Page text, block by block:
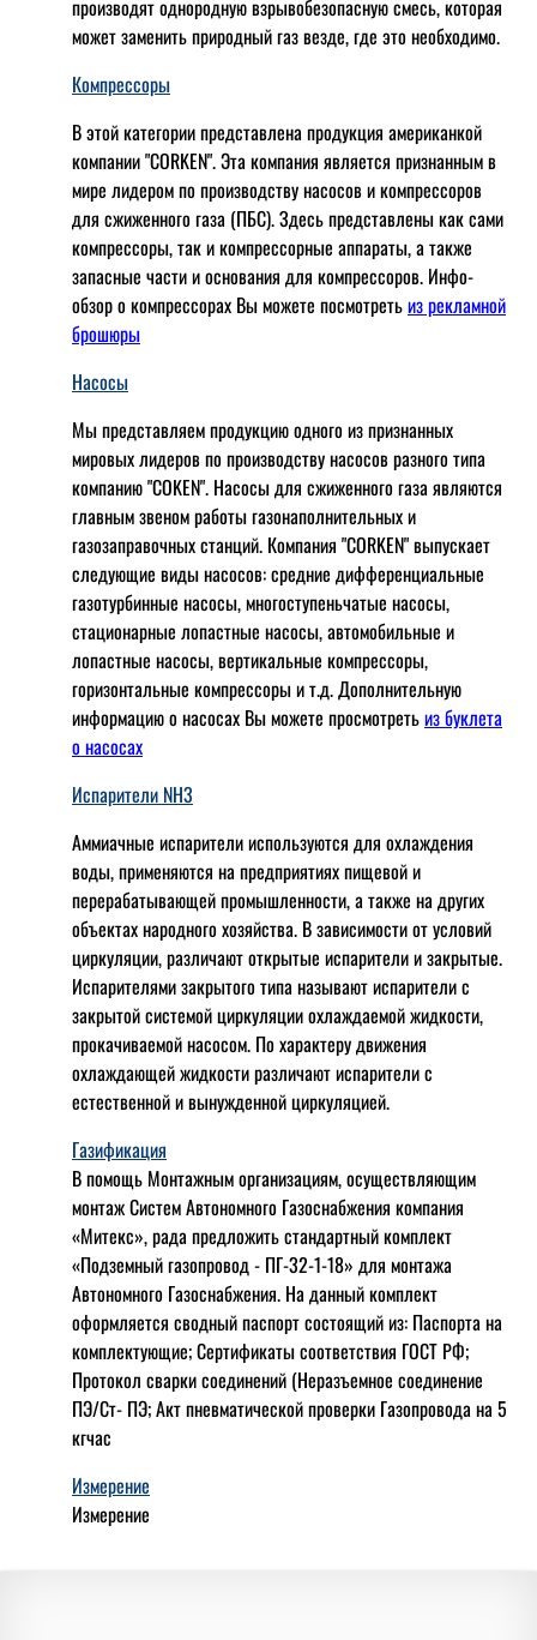
производят однородную взрывобезопасную смесь, которая
может заменить природный газ везде, где это необходимо.
Компрессоры
В этой категории представлена продукция американкой
компании "CORKEN". Эта компания является признанным в
мире лидером по производству насосов и компрессоров
для сжиженного газа (ПБС). Здесь представлены как сами
компрессоры, так и компрессорные аппараты, а также
запасные части и основания для компрессоров. Инфо-
обзор о компрессорах Вы можете посмотретьиз рекламной
брошюры
Насосы
Мы представляем продукцию одного из признанных
мировых лидеров по производству насосов разного типа
компанию "COKEN". Насосы для сжиженного газа являются
главным звеном работы газонаполнительных и
газозаправочных станций. Компания "CORKEN" выпускает
следующие виды насосов: cредние дифференциальные
газотурбинные насосы, многоступеньчатые насосы,
стационарные лопастные насосы, автомобильные и
лопaстные насосы, вертикальные компрессоры,
горизонтальные компрессоры и т.д. Дополнительную
информацию о насосах Вы можете просмотретьиз буклета
о насосах
Испарители NH3
Аммиачные испарители используются для охлаждения
воды, применяются на предприятиях пищевой и
перерабатывающей промышленности, а также на других
объектах народного хозяйства. В зависимости от условий
циркуляции, различают открытые испарители и закрытые.
Испарителями закрытого типа называют испарители с
закрытой системой циркуляции охлаждаемой жидкости,
прокачиваемой насосом. По характеру движения
охлаждающей жидкости различают испарители с
естественной и вынужденной циркуляцией.
Газификация
В помощь Монтажным организациям, осуществляющим
монтаж Систем Автономного Газоснабжения компания
«Митекс», рада предложить стандартный комплект
«Подземный газопровод - ПГ-32-1-18» для монтажа
Автономного Газоснабжения. На данный комплект
оформляется сводный паспорт состоящий из: Паспорта на
комплектующие;Сертификаты соответствия ГОСТ РФ;
Протокол сварки соединений (Неразъемное соединение
ПЭ/Ст- ПЭ;Акт пневматической проверки Газопровода на 5
кгчас
Измерение
Измерение